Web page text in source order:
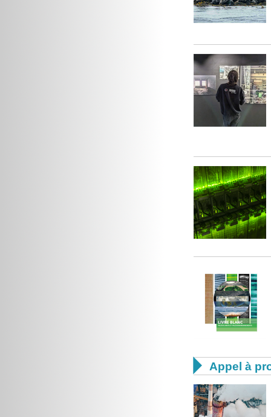
 Appel à